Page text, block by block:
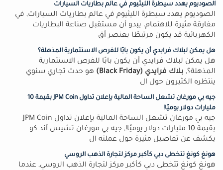
الصوديوم يهدد سيطرة الليثيوم في عالم بطاريات السيارات
الصوديوم يهدد سيطرة الليثيوم في عالم بطاريات السيارات, في
مفارقة مثيرة للاهتمام، يبدو أن مستقبل صناعة البطاريات
الكهربائية قد يكون مرتبطًا بعنصر أق
هل يمكن لبلاك فرايدي أن يكون بابًا للفرص الاستثمارية المذهلة؟
هل يمكن لبلاك فرايدي أن يكون بابًا للفرص الاستثمارية
المذهلة؟, بلاك فرايدي (Black Friday)
هو حدث تجاري سنوي
ينتظره الكثيرون حول ال
جيه بي مورغان تشعل الساحة المالية بإعلان تداول JPM Coin بقيمة 10
مليارات دولار يوميًا!
جيه بي مورغان تشعل الساحة المالية بإعلان تداول JPM Coin
بقيمة 10 مليارات دولار يوميًا!, جيه بي مورغان تشيس آند كو
يكشف عن تفاصيل مثيرة حول عملته ال
هونغ كونغ تتخطى دبي كأكبر مركز لتجارة الذهب الروسي
هونغ كونغ تتخطى دبي كأكبر مركز لتجارة الذهب الروسي, عندما